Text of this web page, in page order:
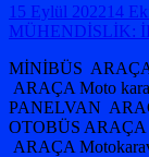
15 Eylül 202214
MÜHENDİSLİK:
MİNİBÜS ARAÇA
ARAÇA Moto
PANELVAN
OTOBÜS ARAÇA
ARAÇA